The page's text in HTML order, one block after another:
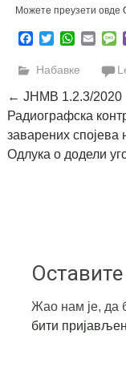
Можете преузети овде
Facebook
Twitter
Набавке
Post
navigation
← ЈНМВ 1.2.3/2020
Радиографска
заварених спојева
Одлука о додели
Жао нам је, да
бити